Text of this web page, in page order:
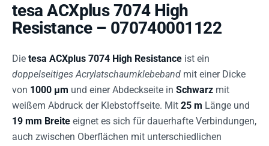
tesa ACXplus 7074 High
Resistance – 070740001122
Die tesa ACXplus 7074 High Resistance ist ein
doppelseitiges Acrylatschaumklebeband mit einer Dicke
von 1000 µm und einer Abdeckseite in Schwarz mit
weißem Abdruck der Klebstoffseite. Mit 25 m Länge und
19 mm Breite eignet es sich für dauerhafte Verbindungen,
auch zwischen Oberflächen mit unterschiedlichen